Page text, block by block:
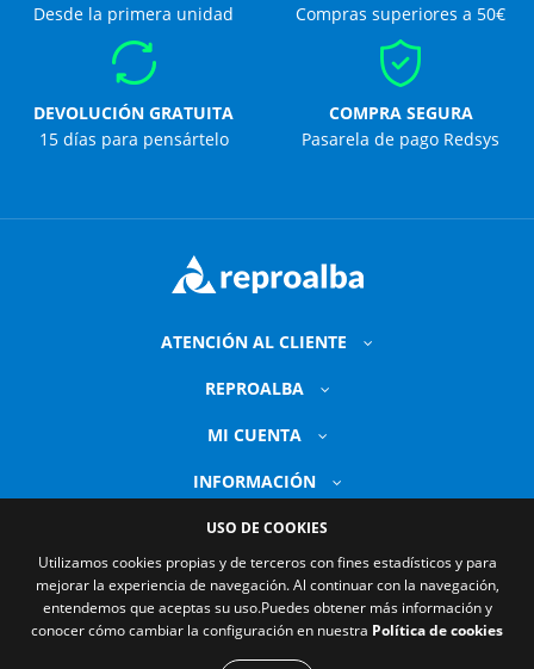
Desde la primera unidad
Compras superiores a 50€
DEVOLUCIÓN GRATUITA
15 días para pensártelo
COMPRA SEGURA
Pasarela de pago Redsys
ATENCIÓN AL CLIENTE
REPROALBA
MI CUENTA
INFORMACIÓN
USO DE COOKIES
Utilizamos cookies propias y de terceros con fines estadísticos y para
mejorar la experiencia de navegación. Al continuar con la navegación,
entendemos que aceptas su uso.Puedes obtener más información y
conocer cómo cambiar la configuración en nuestra Política de cookies